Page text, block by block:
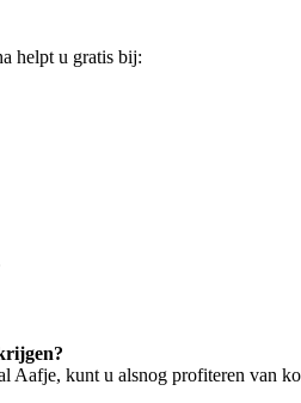
helpt u gratis bij:
Aafje, kunt u alsnog profiteren van